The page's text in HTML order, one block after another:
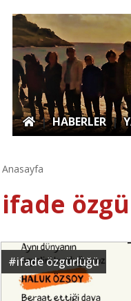
|HABERLER|
Anasayfa
ifade
#ifade özgürlüğü